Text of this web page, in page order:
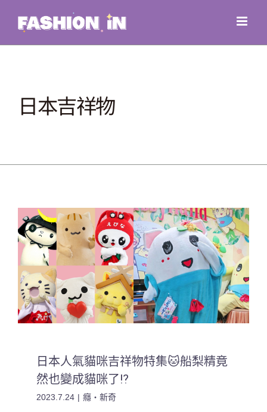
content
日本吉祥物
日本人氣貓咪吉祥物特集🐱船梨精竟
然也變成貓咪了⁉
2023.7.24 | 癮・新奇